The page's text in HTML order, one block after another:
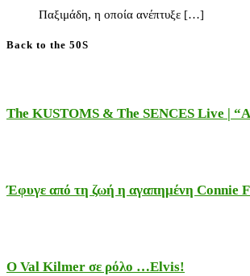
Παξιμάδη, η οποία ανέπτυξε […]
Back to the 50S
The KUSTOMS & The SENCES Live |
Έφυγε από τη ζωή η αγαπημένη Connie
Ο Val Kilmer σε ρόλο …Elvis!